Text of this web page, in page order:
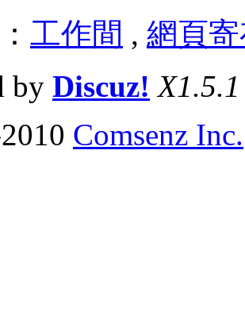
工作間 , 網頁
by Discuz! X1.5.1
Comsenz Inc.